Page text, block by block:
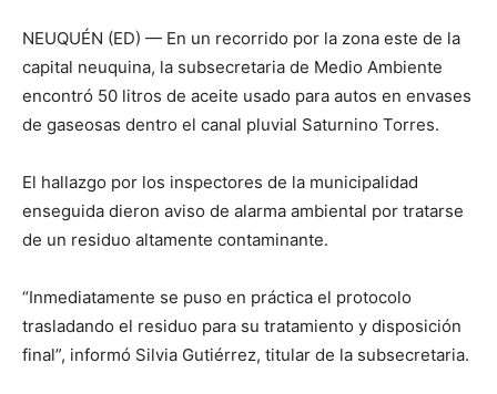
NEUQUÉN (ED) — En un recorrido por la zona este de la
capital neuquina, la subsecretaria de Medio Ambiente
encontró 50 litros de aceite usado para autos en envases
de gaseosas dentro el canal pluvial Saturnino Torres.
El hallazgo por los inspectores de la municipalidad
enseguida dieron aviso de alarma ambiental por tratarse
de un residuo altamente contaminante.
“Inmediatamente se puso en práctica el protocolo
trasladando el residuo para su tratamiento y disposición
final”, informó Silvia Gutiérrez, titular de la subsecretaria.